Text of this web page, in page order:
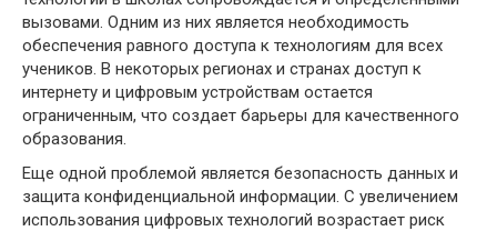
вызовами. Одним из них является необходимость
обеспечения равного доступа к технологиям для всех
учеников. В некоторых регионах и странах доступ к
интернету и цифровым устройствам остается
ограниченным, что создает барьеры для качественного
образования.
Еще одной проблемой является безопасность данных и
защита конфиденциальной информации. С увеличением
использования цифровых технологий возрастает риск